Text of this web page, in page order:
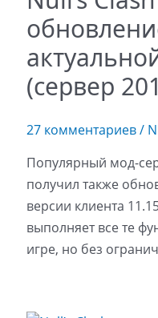
(сервер
27 комментариев/
Популярный мод-
получил также
версии клиента
выполняет все те
игре, но без